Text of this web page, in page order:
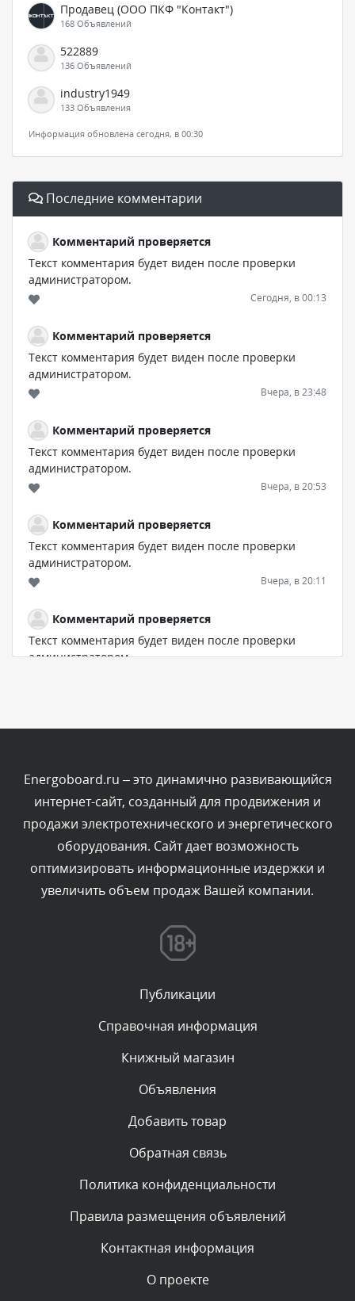
Продавец (ООО ПКФ "Контакт")
168 Объявлений
522889
136 Объявлений
industry1949
133 Объявления
Информация обновлена сегодня, в 00:30
Последние комментарии
Комментарий проверяется
Текст комментария будет виден после проверки
администратором.
Сегодня, в 00:13
Комментарий проверяется
Текст комментария будет виден после проверки
администратором.
Вчера, в 23:48
Комментарий проверяется
Текст комментария будет виден после проверки
администратором.
Вчера, в 20:53
Комментарий проверяется
Текст комментария будет виден после проверки
администратором.
Вчера, в 20:11
Комментарий проверяется
Текст комментария будет виден после проверки
администратором.
Комментарий проверяется
Текст комментария будет виден после проверки
администратором.
Вчера, в 15:09
Комментарий проверяется
Текст комментария будет виден после проверки
Комментарий проверяется
Текст комментария будет виден после проверки
администратором.
Комментарий проверяется
Текст комментария будет виден после проверки
администратором.
Комментарий проверяется
администратором.
Комментарий проверяется
Energoboard.ru – это динамично развивающийся
интернет-сайт, созданный для продвижения и
продажи электротехнического и энергетического
оборудования. Сайт дает возможность
оптимизировать информационные издержки и
увеличить объем продаж Вашей компании.
Публикации
Справочная информация
Книжный магазин
Объявления
Добавить товар
Обратная связь
Политика конфиденциальности
Правила размещения объявлений
Контактная информация
О проекте